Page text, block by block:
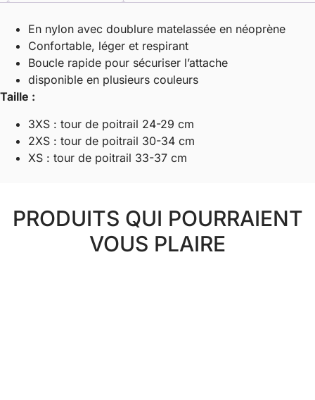
En nylon avec doublure matelassée en néoprène
Confortable, léger et respirant
Boucle rapide pour sécuriser l’attache
disponible en plusieurs couleurs
Taille :
3XS : tour de poitrail 24-29 cm
2XS : tour de poitrail 30-34 cm
XS : tour de poitrail 33-37 cm
PRODUITS QUI POURRAIENT
VOUS PLAIRE